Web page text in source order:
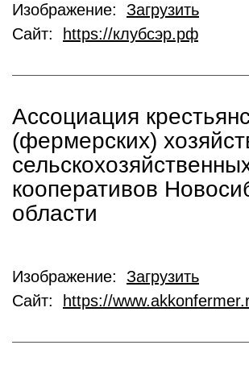
Изображение: Загрузить
Сайт:
https://клубсэр.рф
Ассоциация
(фермерских)
кооперативов
области
Изображение: Загрузить
Сайт:
https://